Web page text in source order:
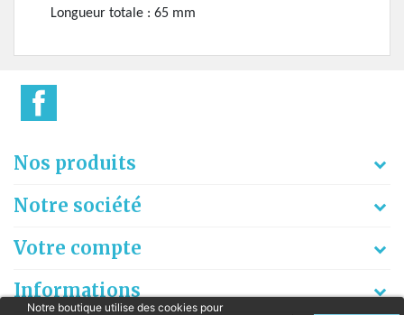
Notre boutique utilise des cookies pour
Longueur totale : 65 mm
Nos produits
Notre société
Votre compte
Informations